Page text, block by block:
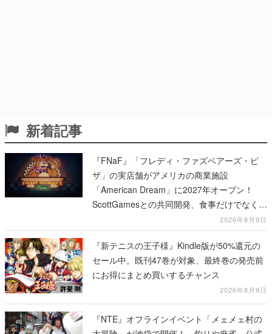
新着記事
『FNaF』「フレディ・ファズベアーズ・ピ
ザ」の実店舗がアメリカの商業施設
「American Dream」に2027年オープン！
ScottGamesとの共同開発、食事だけでなくス
テージショーや没入型のホラー体験も楽しめ
る
2026年8月9日
『新テニスの王子様』Kindle版が50%還元の
セール中。既刊47巻が対象、最終巻の発売前
にお得にまとめ買いするチャンス
2026年8月9日
『NTE』オフラインイベント「メェメェ村の